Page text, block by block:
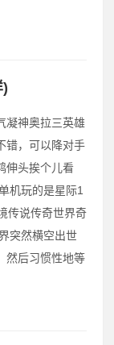
凝神奥拉三英雄
错，可以降对手
伸头挨个儿看
机玩的是星际1
传说传奇世界奇
突然横空出世
然后习惯性地等